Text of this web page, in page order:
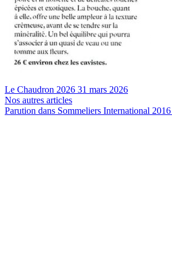
Le Chaudron 2026 31 mars 2026
Nos autres articles
Parution dans Sommeliers International 2016